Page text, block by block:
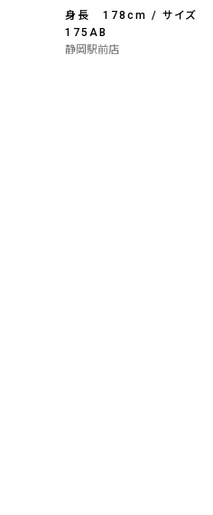
身長 178cm / サイズ
175AB
静岡駅前店